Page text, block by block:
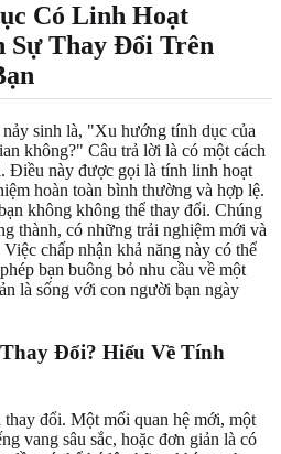
Có Linh Hoạt
Sự Thay Đổi Trên
sinh là, "Xu hướng tính dục của
không?" Câu trả lời là có một cách
Điều này được gọi là tính linh hoạt
hoàn toàn bình thường và hợp lệ.
không không thể thay đổi. Chúng
thành, có những trải nghiệm mới và
chấp nhận khả năng này có thể
bạn buông bỏ nhu cầu về một
là sống với con người bạn ngày
Đổi? Hiểu Về Tính
đổi. Một mối quan hệ mới, một
vang sâu sắc, hoặc đơn giản là có